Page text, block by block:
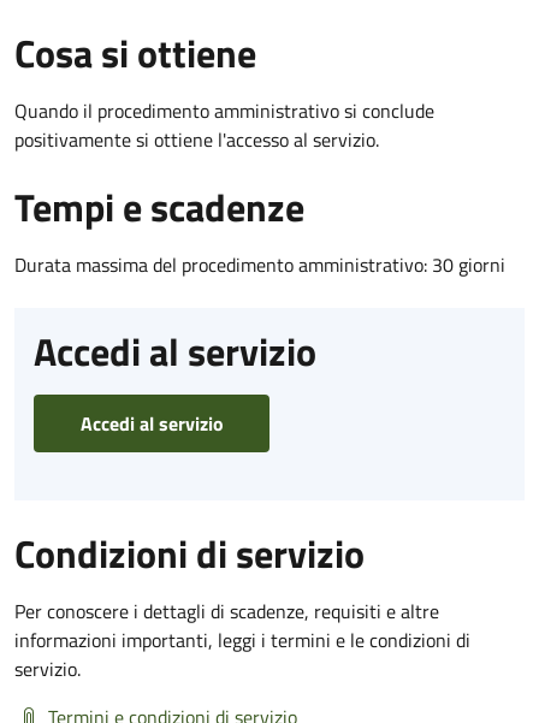
Cosa si ottiene
Quando il procedimento amministrativo si conclude
positivamente si ottiene l'accesso al servizio.
Tempi e scadenze
Durata massima del procedimento amministrativo: 30 giorni
Accedi al servizio
Accedi al servizio
Condizioni di servizio
Per conoscere i dettagli di scadenze, requisiti e altre
informazioni importanti, leggi i termini e le condizioni di
servizio.
Termini e condizioni di servizio